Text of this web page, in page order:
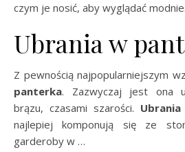
czym je nosić, aby wyglądać modnie.
Ubrania w
Z pewnością najpopularniejszym
panterka. Zazwyczaj jest ona
brązu, czasami szarości. Ubrania
najlepiej komponują się ze
garderoby w …